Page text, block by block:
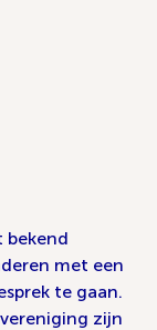
bekend
met een
te gaan.
zijn